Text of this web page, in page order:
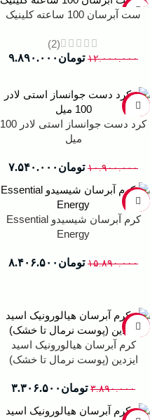
ست آبرسان 100 ساعته کلینیک
(2)
۱۲.۰۰۰.۰۰۰ تومان ۹.۸۹۰.۰۰۰
کرد دست جوانساز استی لادر 100
میل
۱۰.۹۰۰.۰۰۰ تومان ۷.۵۴۰.۰۰۰
کرم آبرسان شیسیدو Essential
Energy
۱۵.۸۹۰.۰۰۰ تومان ۸.۴۰۶.۵۰۰
کرم آبرسان هیالورونیک اسید
ایزدین (پوست نرمال تا خشک)
۳.۸۹۰.۰۰۰ تومان ۳.۳۰۶.۵۰۰